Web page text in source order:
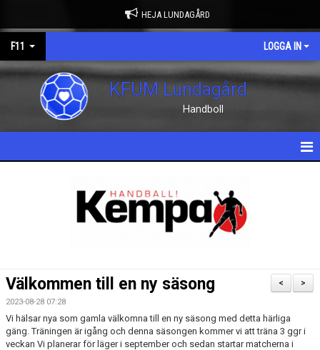
HEJA LUNDAGÅRD
F11 LOGGA IN
KFUM Lundagård
Handboll
TRUPPEN
BILDGALLERI
>
<
Välkommen till en ny säsong
2023-08-28 07:28
Vi hälsar nya som gamla välkomna till en ny säsong med detta härliga
gäng. Träningen är igång och denna säsongen kommer vi att träna 3 ggr i
veckan Vi planerar för läger i september och sedan startar matcherna i